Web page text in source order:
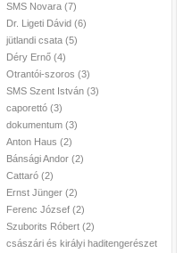
SMS Novara (7)
Dr. Ligeti Dávid (6)
jütlandi csata (5)
Déry Ernő (4)
Otrantói-szoros (3)
SMS Szent István (3)
caporettó (3)
dokumentum (3)
Anton Haus (2)
Bánsági Andor (2)
Cattaró (2)
Ernst Jünger (2)
Ferenc József (2)
Szuborits Róbert (2)
császári és királyi haditengerészet